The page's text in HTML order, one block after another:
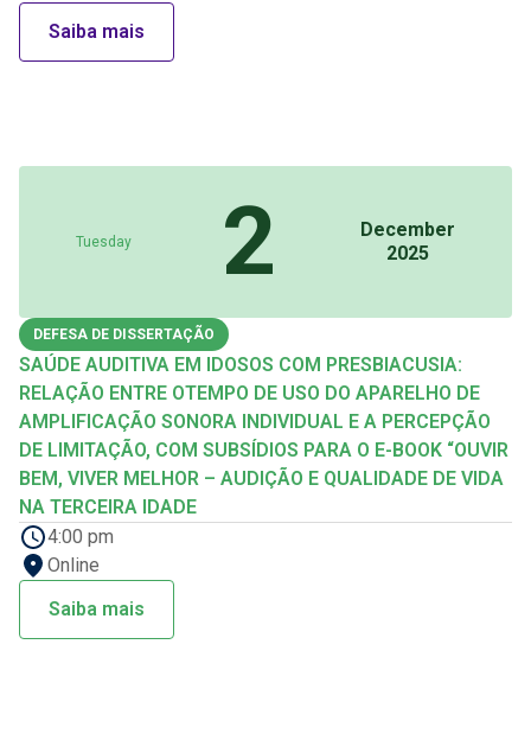
Saiba mais
Tuesday 2
December
2025
DEFESA DE DISSERTAÇÃO
SAÚDE AUDITIVA EM IDOSOS COM PRESBIACUSIA:
RELAÇÃO ENTRE OTEMPO DE USO DO APARELHO DE
AMPLIFICAÇÃO SONORA INDIVIDUAL E A PERCEPÇÃO
DE LIMITAÇÃO, COM SUBSÍDIOS PARA O E-BOOK “OUVIR
BEM, VIVER MELHOR – AUDIÇÃO E QUALIDADE DE VIDA
NA TERCEIRA IDADE
4:00 pm
Online
Saiba mais